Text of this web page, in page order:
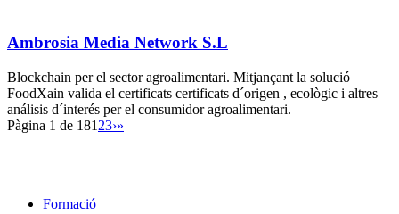
Formació
Ambrosia Media Network S.L
Blockchain per el sector agroalimentari. Mitjançant la solució
FoodXain valida el certificats certificats d´origen , ecològic i altres
análisis d´interés per el consumidor agroalimentari.
Pàgina 1 de 181 23›»